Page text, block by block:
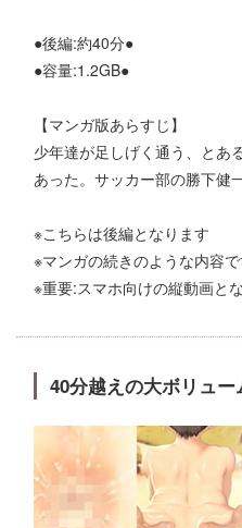
●後編:約40分●
●容量:1.2GB●
【マンガ版あらすじ】
少年達が足しげく通う、とあ
あった。サッカー部の勝下健
※こちらは後編となります
※マンガの続きのような内容
※重要:スマホ向けの縦動画とな
40分越えの大ボリュ